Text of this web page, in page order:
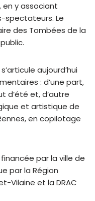
y associant
Le
des Tombées de la
aujourd’hui
: d’une part,
d’été et, d’autre
et artistique de
en copilotage
par la ville de
par la Région
Vilaine et la DRAC